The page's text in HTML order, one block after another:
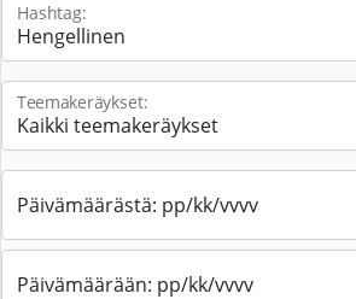
Hashtag:
Teemakeräykset:
Päivämäärästä: pp/kk/vvvv
Päivämäärään: pp/kk/vvvv